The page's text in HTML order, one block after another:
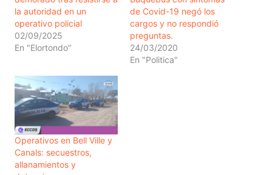
la autoridad en un
operativo policial
02/09/2025
En "Elortondo"
de Covid-19 negó los
cargos y no respondió
preguntas.
24/03/2020
En "Politica"
Operativos en Bell Ville y
Canals: secuestros,
allanamientos y